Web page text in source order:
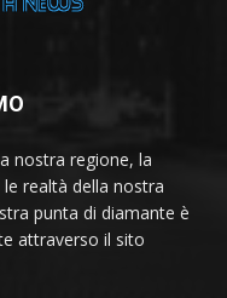
nostra regione, la
realtà della nostra
punta di diamante è
attraverso il sito